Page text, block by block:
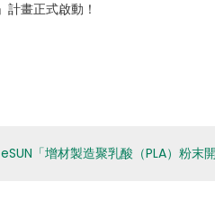
eSUN「增材製造聚乳酸（PLA）粉末